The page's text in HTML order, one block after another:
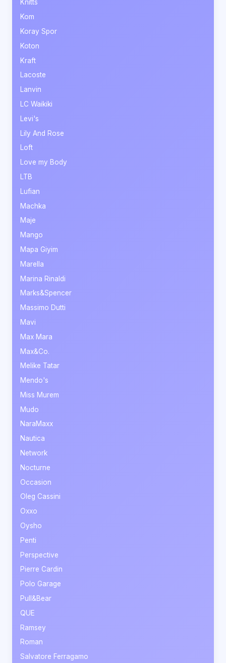
Knitts
Kom
Koray Spor
Koton
Kraft
Lacoste
Lanvin
LC Waikiki
Levi's
Lily And Rose
Loft
Love my Body
LTB
Lufian
Machka
Maje
Mango
Mapa Giyim
Marella
Marina Rinaldi
Marks&Spencer
Massimo Dutti
Mavi
Max Mara
Max&Co.
Melike Tatar
Mendo's
Miss Murem
Mudo
NaraMaxx
Nautica
Network
Nocturne
Occasion
Oleg Cassini
Oxxo
Oysho
Penti
Perspective
Pierre Cardin
Polo Garage
Pull&Bear
QUE
Ramsey
Roman
Salvatore Ferragamo